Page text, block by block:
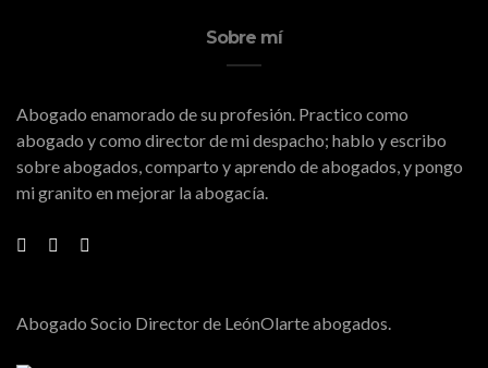
Sobre mí
Abogado enamorado de su profesión. Practico como
abogado y como director de mi despacho; hablo y escribo
sobre abogados, comparto y aprendo de abogados, y pongo
mi granito en mejorar la abogacía.
Abogado Socio Director de LeónOlarte abogados.